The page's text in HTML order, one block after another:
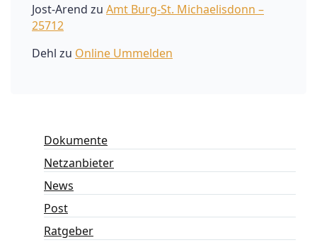
Jost-Arend zu Amt Burg-St. Michaelisdonn –
25712
Dehl zu Online Ummelden
Dokumente
Netzanbieter
News
Post
Ratgeber